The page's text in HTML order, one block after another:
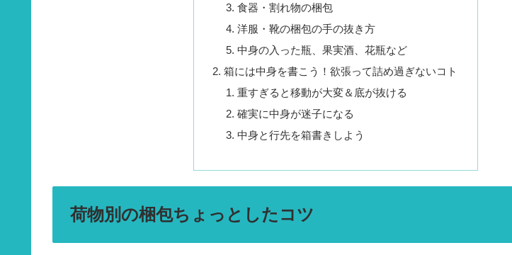
食器・割れ物の梱包
洋服・靴の梱包の手の抜き方
中身の入った瓶、果実酒、花瓶など
箱には中身を書こう！欲張って詰め過ぎないコト
重すぎると移動が大変＆底が抜ける
確実に中身が迷子になる
中身と行先を箱書きしよう
荷物別の梱包ちょっとしたコツ